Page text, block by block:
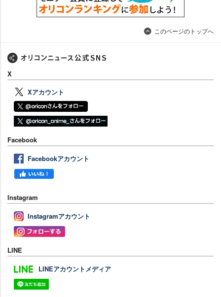
このページのトップへ
X
Xアカウント
Facebook
Facebookアカウント
Instagram
Instagramアカウント
LINE
LINEアカウントメディア